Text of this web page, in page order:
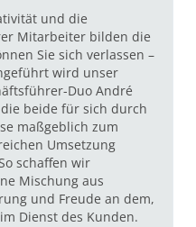
und die
Mitarbeiter bilden die
Sie sich verlassen –
wird unser
Duo André
beide für sich durch
maßgeblich zum
Umsetzung
schaffen wir
Mischung aus
und Freude an dem,
Dienst des Kunden.